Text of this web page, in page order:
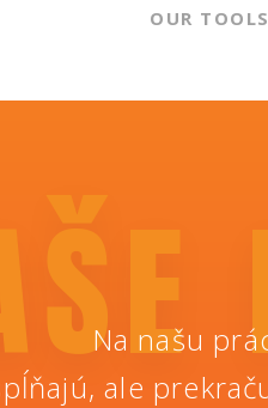
OUR TOOLS
Na našu
ale